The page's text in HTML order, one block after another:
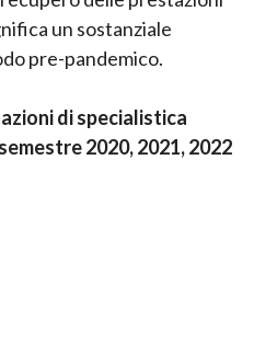
un sostanziale
pre-pandemico.
di specialistica
2020, 2021, 2022